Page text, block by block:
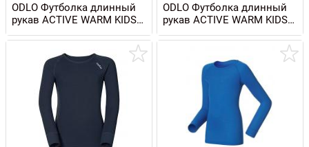
ODLO Футболка длинный
рукав ACTIVE WARM KIDS
детская
ODLO Футболка длинный
рукав ACTIVE WARM KIDS
детская